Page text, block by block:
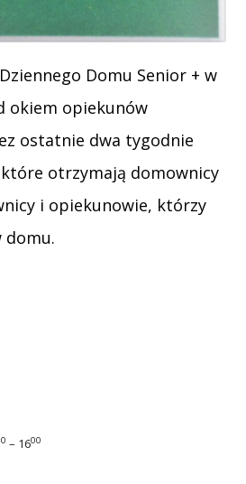
Domu Senior + w
okiem opiekunów
ostatnie dwa tygodnie
otrzymają domownicy
i opiekunowie, którzy
domu.
– 1600